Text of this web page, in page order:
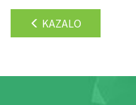
KAZALO